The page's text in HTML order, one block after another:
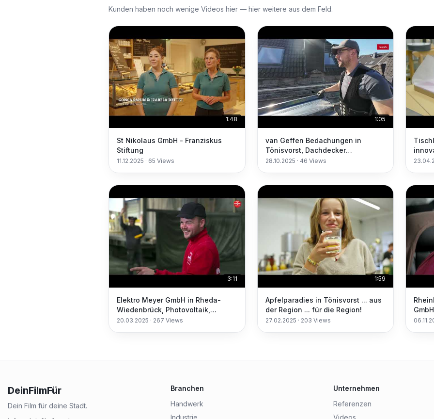
Kunden haben noch wenige Videos hier — hier weitere aus dem Feld.
1:48
St Nikolaus GmbH - Franziskus
Stiftung
11.12.2025 · 65 Views
1:05
van Geffen Bedachungen in
Tönisvorst, Dachdecker
Meisterbetrieb
28.10.2025 · 46 Views
3:11
Elektro Meyer GmbH in Rheda-
Wiedenbrück, Photovoltaik,
Beleuchtung, EDV Netzwerke,
20.03.2025 · 267 Views
1:59
Apfelparadies in Tönisvorst ... aus
der Region ... für die Region!
27.02.2025 · 203 Views
DeinFilmFür
Dein Film für deine Stadt.
Branchen
Handwerk
Industrie
Unternehmen
Referenzen
Videos